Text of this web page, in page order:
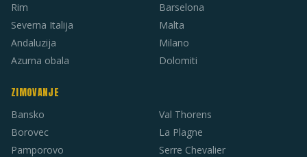
Rim
Severna Italija
Andaluzija
Azurna obala
Barselona
Malta
Milano
Dolomiti
ZIMOVANJE
Bansko
Borovec
Pamporovo
Val Thorens
La Plagne
Serre Chevalier